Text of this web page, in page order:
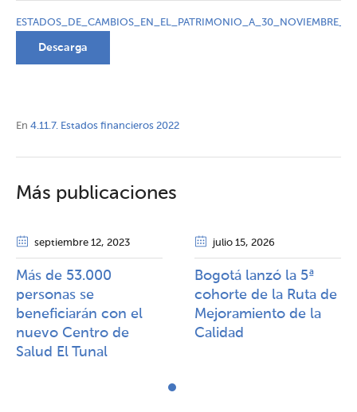
Descarga
En 4.11.7. Estados financieros 2022
Más publicaciones
septiembre 12, 2023
Más de 53.000
personas se
beneficiarán con el
nuevo Centro de
Salud El Tunal
julio 15, 2026
Bogotá lanzó la 5ª
cohorte de la Ruta de
Mejoramiento de la
Calidad​​